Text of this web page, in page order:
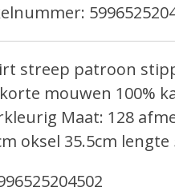
streep patroon
mouwen 100%
Maat: 128
oksel 35.5cm